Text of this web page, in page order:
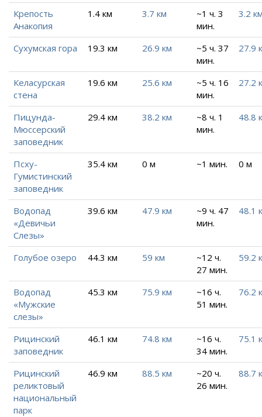
Крепость
Анакопия
1.4 км 3.7 км
~1 ч. 3
мин.
3.2
Сухумская гора 19.3 км 26.9 км
~5 ч. 37
мин.
27.9
Келасурская
стена
19.6 км 25.6 км
~5 ч. 16
мин.
27.2
Пицунда-
Мюссерский
заповедник
29.4 км 38.2 км
~8 ч. 1
мин.
48.8
Псху-
Гумистинский
заповедник
35.4 км 0 м ~1 мин. 0 м
Водопад
«Девичьи
Слезы»
39.6 км 47.9 км
~9 ч. 47
мин.
48.1
Голубое озеро 44.3 км 59 км
~12 ч.
27 мин.
59.2
Водопад
«Мужские
слезы»
45.3 км 75.9 км
~16 ч.
51 мин.
76.2
Рицинский
заповедник
46.1 км 74.8 км
~16 ч.
34 мин.
75.1
Рицинский
реликтовый
национальный
парк
46.9 км 88.5 км
~20 ч.
26 мин.
88.7